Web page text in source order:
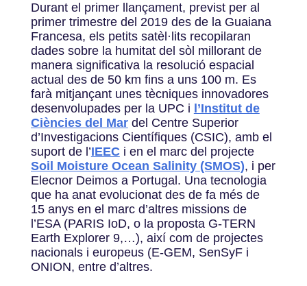
Durant el primer llançament, previst per al
primer trimestre del 2019 des de la Guaiana
Francesa, els petits satèl·lits recopilaran
dades sobre la humitat del sòl millorant de
manera significativa la resolució espacial
actual des de 50 km fins a uns 100 m. Es
farà mitjançant unes tècniques innovadores
desenvolupades per la UPC i l’Institut de
Ciències del Mardel Centre Superior
d’Investigacions Científiques (CSIC), amb el
suport de l’IEECi en el marc del projecte
Soil Moisture Ocean Salinity (SMOS), i per
Elecnor Deimos a Portugal. Una tecnologia
que ha anat evolucionat des de fa més de
15 anys en el marc d’altres missions de
l’ESA (PARIS IoD, o la proposta G-TERN
Earth Explorer 9,…), així com de projectes
nacionals i europeus (E-GEM, SenSyF i
ONION, entre d’altres.